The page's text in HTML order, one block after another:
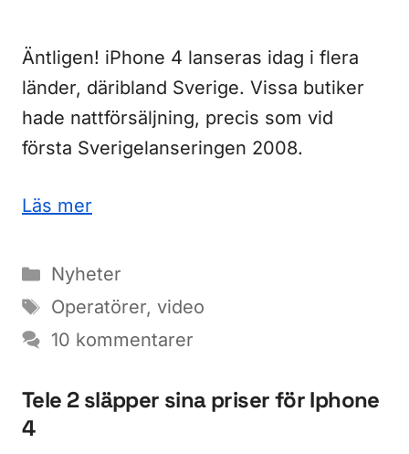
Äntligen! iPhone 4 lanseras idag i flera
länder, däribland Sverige. Vissa butiker
hade nattförsäljning, precis som vid
första Sverigelanseringen 2008.
Läs mer
Kategorier
Nyheter
Etiketter
Operatörer, video
10 kommentarer
Tele 2 släpper sina priser för Iphone
4